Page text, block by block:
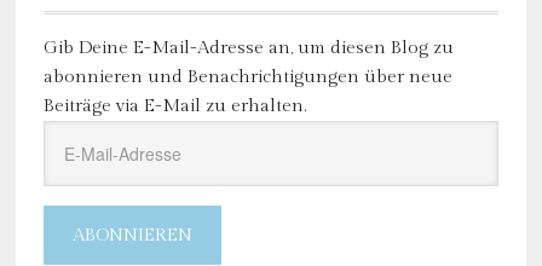
Gib Deine E-Mail-Adresse an, um diesen Blog zu
abonnieren und Benachrichtigungen über neue
Beiträge via E-Mail zu erhalten.
Mail-
Adresse
ABONNIEREN